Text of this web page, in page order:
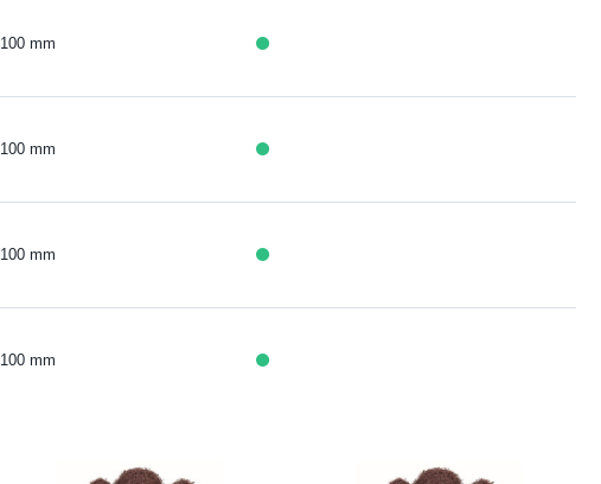
100 mm
100 mm
100 mm
100 mm